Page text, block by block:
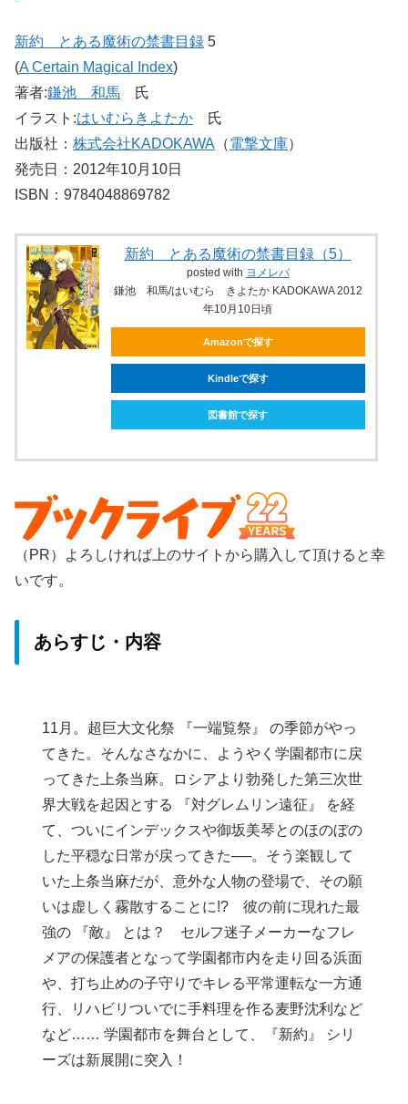
新約 とある魔術の禁書目録 5
(A Certain Magical Index)
著者:鎌池 和馬 氏
イラスト:はいむらきよたか 氏
出版社： 株式会社KADOKAWA （電撃文庫）
発売日：2012年10月10日
ISBN：9784048869782
新約 とある魔術の禁書目録（5）
posted with ヨメレバ
鎌池 和馬/はいむら きよたか KADOKAWA 2012
年10月10日頃
Amazonで探す
Kindleで探す
図書館で探す
（PR）よろしければ上のサイトから購入して頂けると幸
いです。
あらすじ・内容
11月。超巨大文化祭 『一端覧祭』 の季節がやっ
てきた。そんなさなかに、ようやく学園都市に戻
ってきた上条当麻。ロシアより勃発した第三次世
界大戦を起因とする 『対グレムリン遠征』 を経
て、ついにインデックスや御坂美琴とのほのぼの
した平穏な日常が戻ってきた──。そう楽観して
いた上条当麻だが、意外な人物の登場で、その願
いは虚しく霧散することに!? 彼の前に現れた最
強の 『敵』 とは？ セルフ迷子メーカーなフレ
メアの保護者となって学園都市内を走り回る浜面
や、打ち止めの子守りでキレる平常運転な一方通
行、リハビリついでに手料理を作る麦野沈利など
など…… 学園都市を舞台として、『新約』 シリ
ーズは新展開に突入！